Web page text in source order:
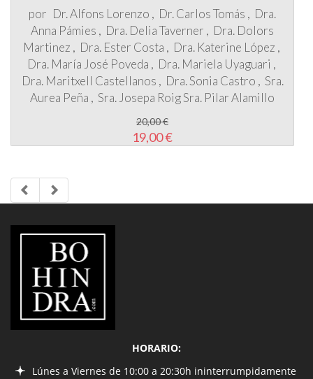
por Dr. Alfons Lorenzo Dr. Carlos Tomás
Dra.
Anna Pámies
Dra. Delia Taverner
Dra. Dolors
Martinez
Dra. Ester Costa
Dra. Katerine López
Dra. María José Poveda
Dra. Mariela Uyaguari
Dra. Maritxell Castellanos
Dra. Sonia Castro
Sra.
Aurea Peña
Sra. Josepa RoigSra. Pilar Alamillo
20,00 €
19,00 €
LIBRERÍA
BOHINDRA
HORARIO:
Lúnes a Viernes de 10:00 a 20:30h ininterrumpidamente